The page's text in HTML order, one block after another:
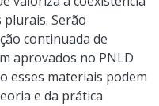
plurais. Serão
continuada de
aprovados no PNLD
esses materiais podem
e da prática